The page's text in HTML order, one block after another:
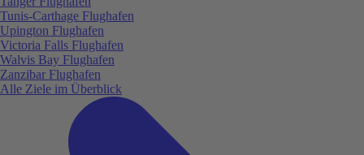
Tunis-Carthage Flughafen
Upington Flughafen
Victoria Falls Flughafen
Walvis Bay Flughafen
Zanzibar Flughafen
Alle Ziele im Überblick